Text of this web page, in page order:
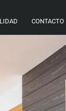
CONTACTO